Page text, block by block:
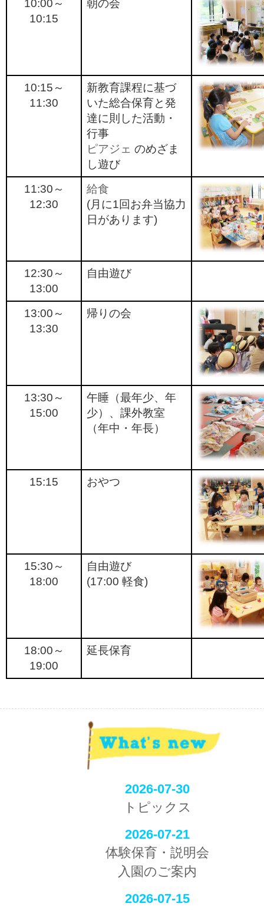
10:00～
10:15
朝の会
10:15～
11:30
新教育課程に基づ
いた総合保育と発
達に則した活動・
行事
ピアジェ のめざま
し遊び
11:30～
12:30
給食
(月に1回お弁当協力
日があります)
12:30～
13:00
自由遊び
13:00～
13:30
帰りの会
13:30～
15:00
午睡（最年少、年
少）、課外教室
（年中・年長）
15:15 おやつ
15:30～
18:00
自由遊び
(17:00 軽食)
18:00～
19:00
延長保育
2026-07-30
トピックス
2026-07-21
体験保育・説明会
入園のご案内
2026-07-15